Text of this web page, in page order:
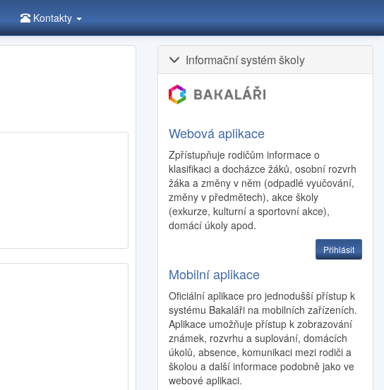
Kontakty
Informační systém školy
Webová aplikace
Zpřístupňuje rodičům informace o
klasifikaci a docházce žáků, osobní rozvrh
žáka a změny v něm (odpadlé vyučování,
změny v předmětech), akce školy
(exkurze, kulturní a sportovní akce),
domácí úkoly apod.
Přihlásit
Mobilní aplikace
Oficiální aplikace pro jednodušší přístup k
systému Bakaláři na mobilních zařízeních.
Aplikace umožňuje přístup k zobrazování
známek, rozvrhu a suplování, domácích
úkolů, absence, komunikaci mezi rodiči a
školou a další informace podobně jako ve
webové aplikaci.